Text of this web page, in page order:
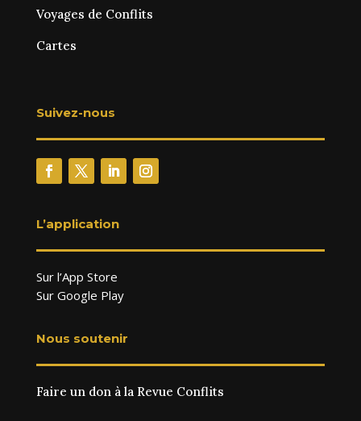
Voyages de Conflits
Cartes
Suivez-nous
L’application
Sur l’App Store
Sur Google Play
Nous soutenir
Faire un don à la Revue Conflits